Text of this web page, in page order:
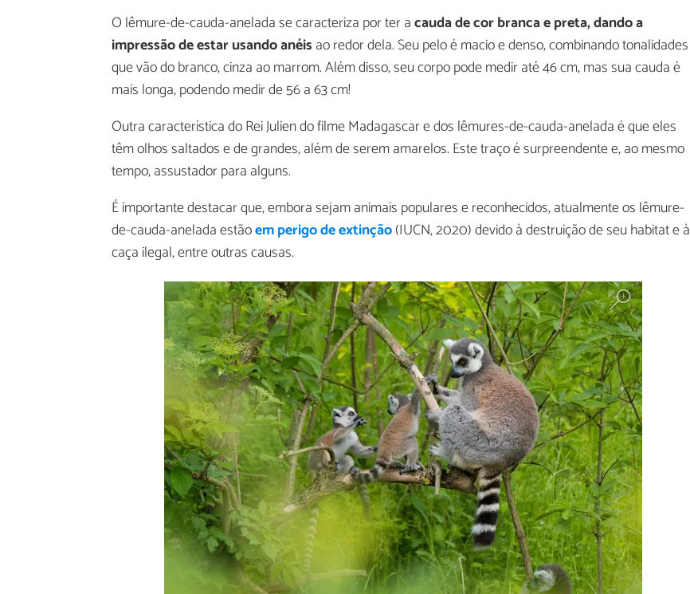
O lêmure-de-cauda-anelada se caracteriza por ter acauda de cor branca e preta, dando a
impressão de estar usando anéis ao redor dela. Seu pelo é macio e denso, combinando tonalidades
que vão do branco, cinza ao marrom. Além disso, seu corpo pode medir até 46 cm, mas sua cauda é
mais longa, podendo medir de 56 a 63 cm!
Outra característica do Rei Julien do filme Madagascar e dos lêmures-de-cauda-anelada é que eles
têm olhos saltados e de grandes, além de serem amarelos. Este traço é surpreendente e, ao mesmo
tempo, assustador para alguns.
É importante destacar que, embora sejam animais populares e reconhecidos, atualmente os lêmure-
de-cauda-anelada estãoem perigo de extinção(IUCN, 2020) devido à destruição de seu habitat e à
caça ilegal, entre outras causas.